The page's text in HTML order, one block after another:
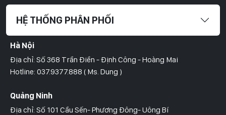
HỆ THỐNG PHÂN PHỐI
Hà Nội
Địa chỉ: Số 368 Trần Điền - Định Công - Hoàng Mai
Hotline: 037.9377.888 ( Ms. Dung )
Quảng Ninh
Địa chỉ: Số 101 Cầu Sến- Phương Đông- Uông Bí